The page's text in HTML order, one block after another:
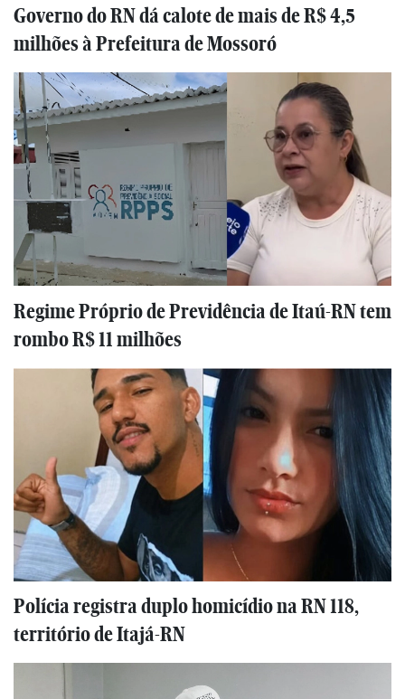
Governo do RN dá calote de mais de R$ 4,5
milhões à Prefeitura de Mossoró
Regime Próprio de Previdência de Itaú-RN tem
rombo R$ 11 milhões
Polícia registra duplo homicídio na RN 118,
território de Itajá-RN